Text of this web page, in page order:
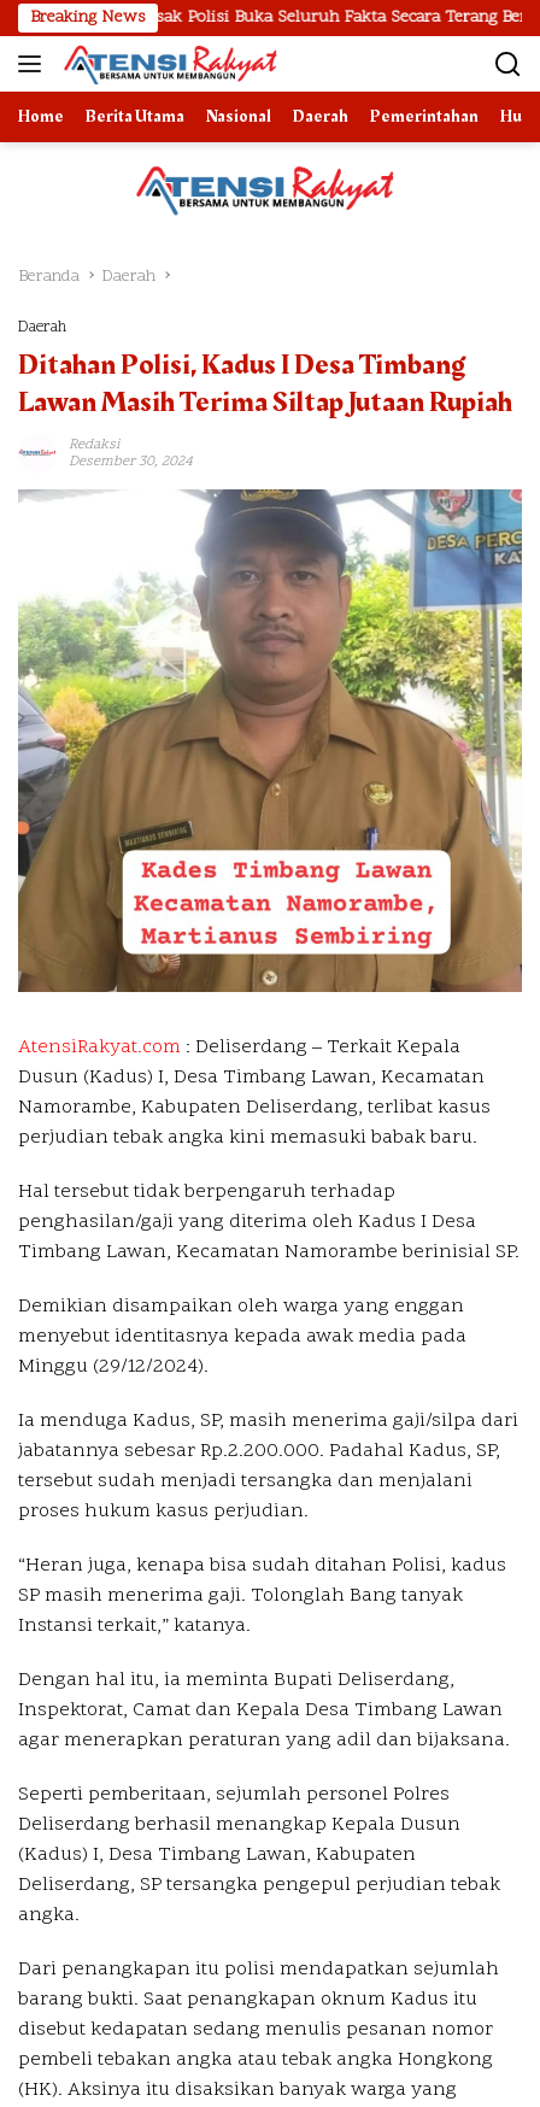
Langsung
ke
konten
Breaking News
Polisi Buka Seluruh Fakta Secara Terang Benderang
Home Berita Utama Nasional Daerah Pemerintahan
Beranda Daerah
Daerah
Ditahan Polisi, Kadus I Desa Timbang
Lawan Masih Terima Siltap Jutaan Rupiah
Redaksi
Desember 30, 2024
AtensiRakyat.com : Deliserdang – Terkait Kepala
Dusun (Kadus) I, Desa Timbang Lawan, Kecamatan
Namorambe, Kabupaten Deliserdang, terlibat kasus
perjudian tebak angka kini memasuki babak baru.
Hal tersebut tidak berpengaruh terhadap
penghasilan/gaji yang diterima oleh Kadus I Desa
Timbang Lawan, Kecamatan Namorambe berinisial SP.
Demikian disampaikan oleh warga yang enggan
menyebut identitasnya kepada awak media pada
Minggu (29/12/2024).
Ia menduga Kadus, SP, masih menerima gaji/silpa dari
jabatannya sebesar Rp.2.200.000. Padahal Kadus, SP,
tersebut sudah menjadi tersangka dan menjalani
proses hukum kasus perjudian.
“Heran juga, kenapa bisa sudah ditahan Polisi, kadus
SP masih menerima gaji. Tolonglah Bang tanyak
Instansi terkait,” katanya.
Dengan hal itu, ia meminta Bupati Deliserdang,
Inspektorat, Camat dan Kepala Desa Timbang Lawan
agar menerapkan peraturan yang adil dan bijaksana.
Seperti pemberitaan, sejumlah personel Polres
Deliserdang berhasil menangkap Kepala Dusun
(Kadus) I, Desa Timbang Lawan, Kabupaten
Deliserdang, SP tersangka pengepul perjudian tebak
angka.
Dari penangkapan itu polisi mendapatkan sejumlah
barang bukti. Saat penangkapan oknum Kadus itu
disebut kedapatan sedang menulis pesanan nomor
pembeli tebakan angka atau tebak angka Hongkong
(HK). Aksinya itu disaksikan banyak warga yang